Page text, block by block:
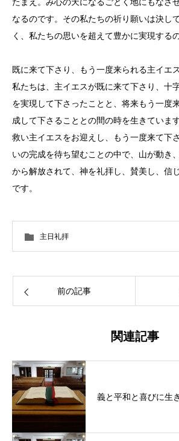
なるのです。その私たちの祈り願いは決し
く、私たちの思いを超えて豊かに実現するの
既に来て下さり、もう一度来られる主イエス
私たちは、主イエスが既に来て下さり、十
を実現して下さったことと、将来もう一度
成して下さることとの間の時を生きていま
救い主イエスをお迎えし、もう一度来て下
いの完成を待ち望むことの中で、山が動き
から解放されて、神を礼拝し、賛美し、信
です。
主日礼拝
前の記事
関連記事
義と平和と喜びに生